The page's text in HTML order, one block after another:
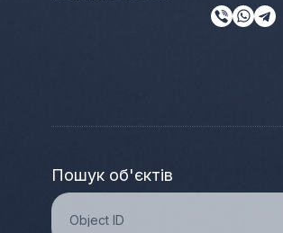
Пошук об'єктів